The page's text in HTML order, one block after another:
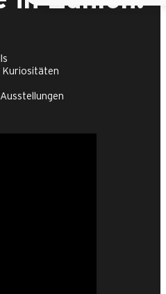
Kuriositäten